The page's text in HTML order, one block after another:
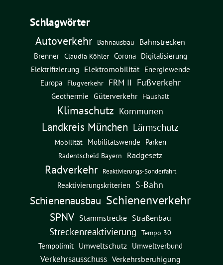
Schlagwörter
Autoverkehr Bahnausbau
Bahnstrecken
Brenner Claudia Köhler Corona
Digitalisierung
Elektrifizierung
Elektromobilität Energiewende
Europa Flugverkehr FRM II Fußverkehr
Geothermie Güterverkehr Haushalt
Klimaschutz Kommunen
Landkreis München Lärmschutz
Mobilität Mobilitätswende Parken
Radentscheid Bayern Radgesetz
Radverkehr Reaktivierungs-Sonderfahrt
Reaktivierungskriterien S-Bahn
Schienenausbau Schienenverkehr
SPNV Stammstrecke Straßenbau
Streckenreaktivierung Tempo 30
Tempolimit Umweltschutz Umweltverbund
Verkehrsausschuss Verkehrsberuhigung